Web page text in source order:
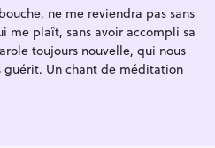
ne me reviendra pas sans
me plaît, sans avoir accompli sa
toujours nouvelle, qui nous
guérit. Un chant de méditation